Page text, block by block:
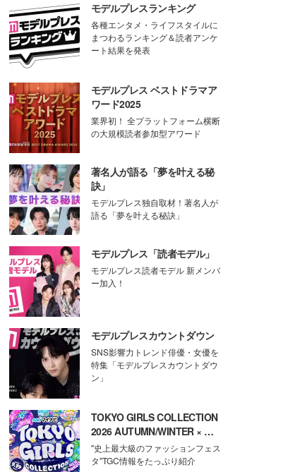
モデルプレスランキング
各種エンタメ・ライフスタイルに
まつわるランキング＆読者アンケ
ート結果を発表
モデルプレス ベストドラマア
ワード2025
業界初！ 全プラットフォーム横断
の大規模読者参加型アワード
著名人が語る「夢を叶える秘
訣」
モデルプレス独自取材！著名人が
語る「夢を叶える秘訣」
モデルプレス「読者モデル」
モデルプレス読者モデル 新メンバ
ー加入！
モデルプレスカウントダウン
SNS影響力トレンド俳優・女優を
特集「モデルプレスカウントダウ
ン」
TOKYO GIRLS COLLECTION
2026 AUTUMN/WINTER × モ
デルプレス
"史上最大級のファッションフェス
タ"TGC情報をたっぷり紹介